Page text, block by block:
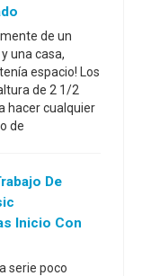
de un
una casa,
espacio! Los
de 2 1/2
hacer cualquier
de
De
Inicio Con
serie poco